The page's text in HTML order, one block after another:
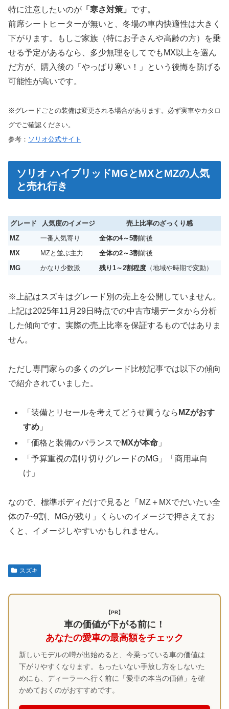
特に注意したいのが 「寒さ対策」 です。
前席シートヒーターが無いと、冬場の車内快適性は大きく
下がります。もしご家族（特にお子さんや高齢の方）を乗
せる予定があるなら、多少無理をしてでもMX以上を選ん
だ方が、購入後の「やっぱり寒い！」という後悔を防げる
可能性が高いです。
※グレードごとの装備は変更される場合があります。必ず実車やカタロ
グでご確認ください。
参考： ソリオ公式サイト
ソリオ ハイブリッドMGとMXとMZの人気
と売れ行き
グレード 人気度のイメージ
売上比率のざっくり感
MZ
一番人気寄り 全体の4～5割前後
MX
MZと並ぶ主力 全体の2～3割前後
MG
かなり少数派 残り1～2割程度 （地域や時期で変動）
※上記はスズキはグレード別の売上を公開していません。
上記は2025年11月29日時点での中古市場データから分析
した傾向です。実際の売上比率を保証するものではありま
せん。
ただし専門家らの多くのグレード比較記事では以下の傾向
で紹介されていました。
「装備とリセールを考えてどうせ買うなら MZがおす
すめ 」
「価格と装備のバランスでMXが本命 」
「予算重視の割り切りグレードのMG」「商用車向
け」
なので、標準ボディだけで見ると「MZ＋MXでだいたい全
体の7~9割、MGが残り」くらいのイメージで押さえてお
くと、イメージしやすいかもしれません。
スズキ
【PR】
車の価値が下がる前に！
あなたの愛車の最高額をチェック
新しいモデルの噂が出始めると、今乗っている車の価値は
下がりやすくなります。もったいない手放し方をしないた
めにも、ディーラーへ行く前に「愛車の本当の価値」を確
かめておくのがおすすめです。